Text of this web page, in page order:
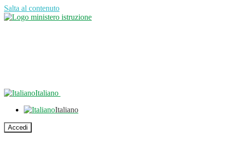
Salta al contenuto
Italiano
Italiano
Accedi